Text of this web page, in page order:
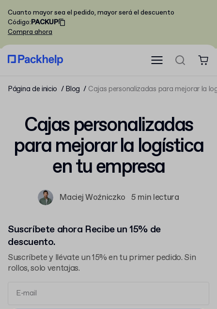
Cuanto mayor sea el pedido, mayor será el descuento
Código:PACKUP
Compra ahora
Página de inicio Blog Cajas personalizadas para mejorar la
Cajas personalizadas
para mejorar la logística
en tu empresa
Maciej Woźniczko 5 min lectura
Suscríbete ahora Recibe un 15% de
descuento.
Suscríbete y llévate un 15% en tu primer pedido. Sin
rollos, solo ventajas.